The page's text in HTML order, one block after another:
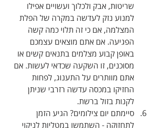
שריטות, אבק ולכלוך ועשויים אפילו
למנוע נזק לעדשה במקרה של הפלת
המצלמה, אם כי זה תלוי כמה קשה
הפגיעה. אם אתם מוצאים עצמכם
באופן קבוע מצלמים בתנאים קשים או
מסוכנים, זו השקעה שכדאי לעשות. אם
אתם מוותרים על התענוג, לפחות
החזיקו במכסה עדשה רזרבי שניתן
לקנות בזול ברשת.
סיימתם יום צילומים? הגיע הזמן
לתחזוקה - השתמשו במטליות לניקוי